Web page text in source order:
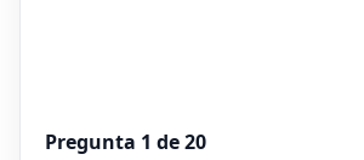
Pregunta 1 de 20